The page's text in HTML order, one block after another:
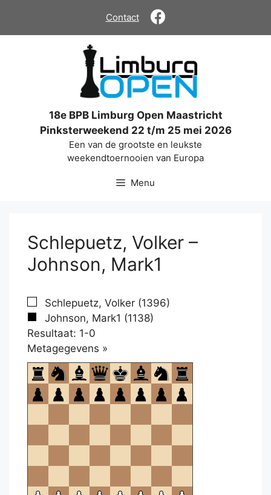
de
Contact
18e BPB Limburg Open Maastricht
Pinksterweekend 22 t/m 25 mei 2026
Een van de grootste en leukste
weekendtoernooien van Europa
Menu
Schlepuetz, Volker –
Johnson, Mark1
Schlepuetz, Volker (1396)
Johnson, Mark1 (1138)
Resultaat: 1-0
Metagegevens »
om
te
openen.